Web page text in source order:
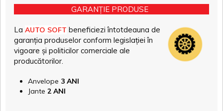
GARANȚIE PRODUSE
La AUTO SOFT beneficiezi întotdeauna de
garanția produselor conform legislației în
vigoare și politicilor comerciale ale
producătorilor.
Anvelope 3 ANI
Jante 2 ANI